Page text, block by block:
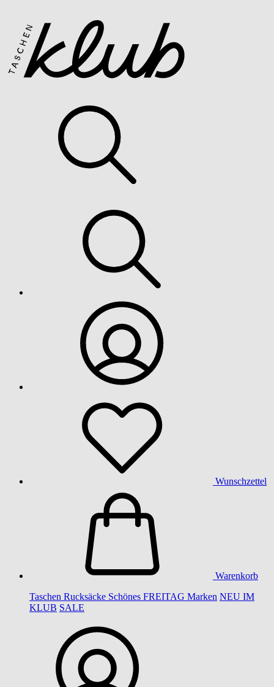
Wunschzettel
Warenkorb
Taschen Rucksäcke Schönes FREITAG Marken NEU IM
KLUB SALE